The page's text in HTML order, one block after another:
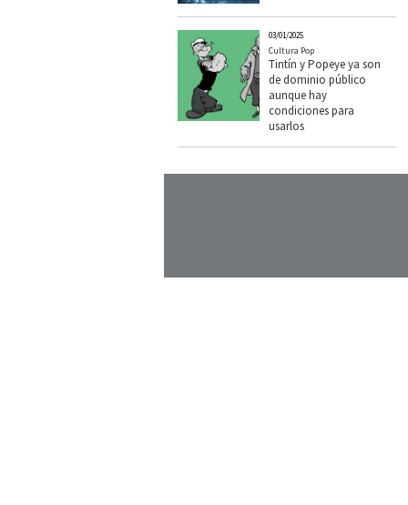
03/01/2025
Cultura Pop
Tintín y Popeye ya son
de dominio público
aunque hay
condiciones para
usarlos